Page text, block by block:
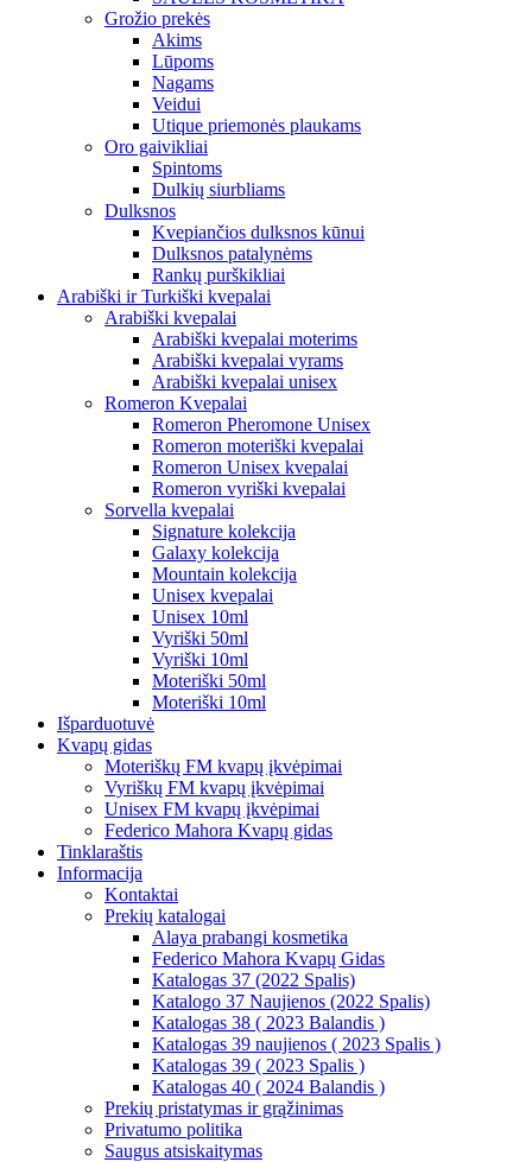
Grožio prekės
Akims
Lūpoms
Nagams
Veidui
Utique priemonės plaukams
Oro gaivikliai
Spintoms
Dulkių siurbliams
Dulksnos
Kvepiančios dulksnos kūnui
Dulksnos patalynėms
Rankų purškikliai
Arabiški ir Turkiški kvepalai
Arabiški kvepalai
Arabiški kvepalai moterims
Arabiški kvepalai vyrams
Arabiški kvepalai unisex
Romeron Kvepalai
Romeron Pheromone Unisex
Romeron moteriški kvepalai
Romeron Unisex kvepalai
Romeron vyriški kvepalai
Sorvella kvepalai
Signature kolekcija
Galaxy kolekcija
Mountain kolekcija
Unisex kvepalai
Unisex 10ml
Vyriški 50ml
Vyriški 10ml
Moteriški 50ml
Moteriški 10ml
Išparduotuvė
Kvapų gidas
Moteriškų FM kvapų įkvėpimai
Vyriškų FM kvapų įkvėpimai
Unisex FM kvapų įkvėpimai
Federico Mahora Kvapų gidas
Tinklaraštis
Informacija
Kontaktai
Prekių katalogai
Alaya prabangi kosmetika
Federico Mahora Kvapų Gidas
Katalogas 37 (2022 Spalis)
Katalogo 37 Naujienos (2022 Spalis)
Katalogas 38 ( 2023 Balandis )
Katalogas 39 naujienos ( 2023 Spalis )
Katalogas 39 ( 2023 Spalis )
Katalogas 40 ( 2024 Balandis )
Prekių pristatymas ir grąžinimas
Privatumo politika
Saugus atsiskaitymas